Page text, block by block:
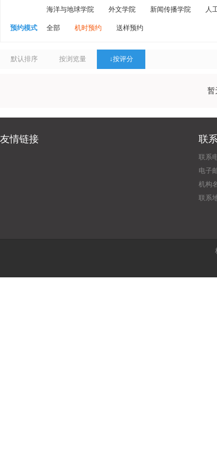
海洋与地球学院
外文学院 新闻传播学院 人
预约模式 全部 机时预约 送样预约
默认排序 按浏览量 ↓按评分
暂
友情链接 联
联系
电子
机构
联系